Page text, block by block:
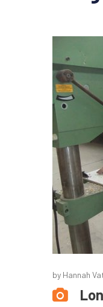
by Hannah